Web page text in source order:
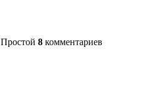
Простой 8 комментариев